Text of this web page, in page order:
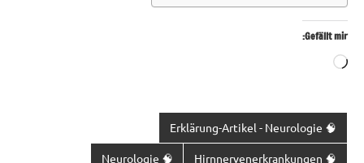
Gefällt mir:
Wird
🧠 Erklärung-Artikel - Neurologie
🧠 Hirnnervenerkrankungen
🧠 Neurologie